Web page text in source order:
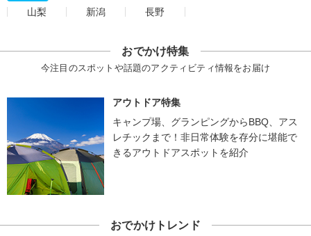
山梨
新潟 長野
おでかけ特集
今注目のスポットや話題のアクティビティ情報をお届け
アウトドア特集
キャンプ場、グランピングからBBQ、アス
レチックまで！非日常体験を存分に堪能で
きるアウトドアスポットを紹介
おでかけトレンド